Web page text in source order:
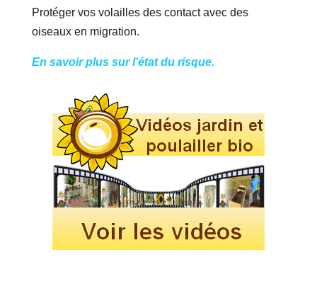
Protéger vos volailles des contact avec des
oiseaux en migration.
En savoir plus sur l'état du risque.